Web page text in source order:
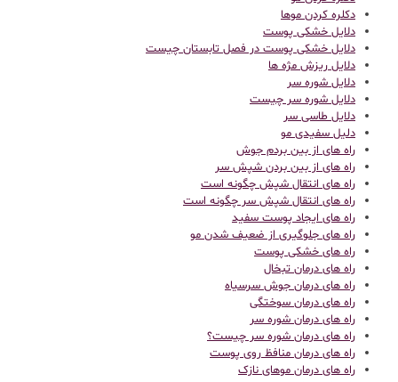
دکلره کردن موها
دلایل خشکی پوست
دلایل خشکی پوست در فصل تابستان چیست
دلایل ریزش مژه ها
دلایل شوره سر
دلایل شوره سر چیست
دلایل طاسی سر
دلیل سفیدی مو
راه های از بین بردم جوش
راه های از بین بردن شپش سر
راه های انتقال شپش چگونه است
راه های انتقال شپش سر چگونه است
راه های ایجاد پوست سفید
راه های جلوگیری از ضعیف شدن مو
راه های خشکی پوست
راه های درمان تبخال
راه های درمان جوش سرسیاه
راه های درمان سوختگی
راه های درمان شوره سر
راه های درمان شوره سر چیست؟
راه های درمان منافظ روی پوست
راه های درمان موهای نازک